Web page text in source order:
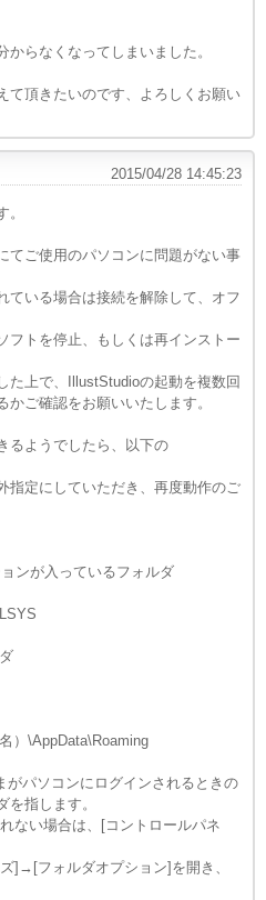
らなくなってしまいました。
て頂きたいのです、よろしくお願い
2015/04/28 14:45:23
てご使用のパソコンに問題がない事
ている場合は接続を解除して、オフ
フトを停止、もしくは再インストー
た上で、IllustStudioの起動を複数回
ご確認をお願いいたします。
るようでしたら、以下の
指定にしていただき、再度動作のご
ンが入っているフォルダ
\AppData\Roaming
パソコンにログインされるときの
指します。
ない場合は、[コントロールパネ
フォルダオプション]を開き、